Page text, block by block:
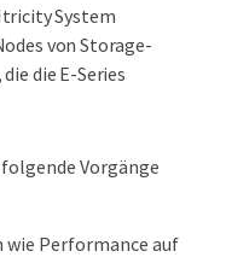
System
von Storage-
die E-Series
Vorgänge
Performance auf